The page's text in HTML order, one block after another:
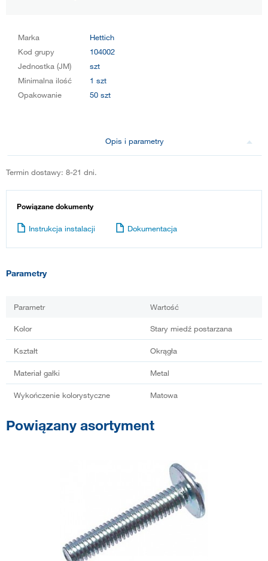
Marka
Hettich
Kod grupy
104002
Jednostka (JM)
szt
Minimalna ilość
1 szt
Opakowanie
50 szt
Opis i parametry
Termin dostawy: 8-21 dni.
Powiązane dokumenty
Instrukcja instalacji Dokumentacja
Parametry
Parametr Wartość
Kolor Stary miedź postarzana
Kształt Okrągła
Materiał gałki Metal
Wykończenie kolorystyczne Matowa
Powiązany asortyment